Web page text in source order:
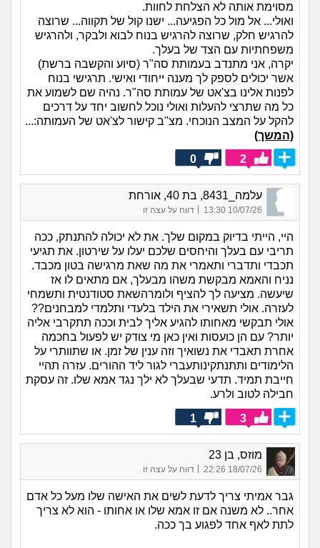
מסוימת אותה לא הצלחת לחוות.
ואולי... אל מול כל הפגיעה... ישנו קול של תקווה... שרוצה
להרגיש חלק, שרוצה להרגיש בנוח לבוא ולבקר, ולהרגיש
משפחתיות עם הצד של בעלך.
יקרה, אני מתנדב בעמותת סה"ר (סיוע והקשבה ברשת)
אשר יכולים לספק לך מענה ייחודי ואישי. תרגישי בנוח
לפנות אלינו בצ'אט של עמותת סה"ר. נהיה שם לשמוע את
כל מה שתרצי להעלות ואולי נוכל לחשוב יחד על דרכים
להקל על המצב הנוכחי. מצ"ב קישור לצ'אט של העמותה:...
(המשך)
2
0
עלמה_8431, בת 40, אורחת
10/07/26 13:30 דווח על עצה זו
היי, הייתי בדיוק במקום שלך. את לא יכולה להתנתק, ככה
תריבי עם בעלך והיחסים שלכם יעלו על שירטון. את תגיעי
תכבדי ותדברי ותאמרי את מה שאת מרגישה בטון מכבד.
נניח והאמא מבקשת משהו מבעלך, אם מתאים לו אז
שיעשה. מציעה לך להציף ולומרהשאת סטודנטית ותשמחי
לעזרה. אולי תשאירי את הילד בלעדי ותלמדי למבחנים??
אולי תבקשי מאחותו להגיע אליך לבית וככה תתקרבי אליה
יותר? עם הן כועסות ואין כאן מי צודק יש לפעול בחכמה
אחרת תאבדי את נשואיך וזה ענין של זמן. או שתוותרי על
הלימודים ותתנתקינותעברי לגור ליד ההורים. עזרה תהיי
חייבת תמיד. תדעי שבעלך לא ילך נגד אמא שלו. זה עסקת
חבילה לטוב ולרע.
3
1
מוזס, בן 23
18/07/26 22:26
| דווח על עצה זו
גבר אמיתי צריך לדעת לשים את האישה שלו מעל כל אדם
אחר.. לא משנה אם זו אמא שלו או אחותו - הוא לא צריך
לתת לאף אחד לפגוע בך ככה.